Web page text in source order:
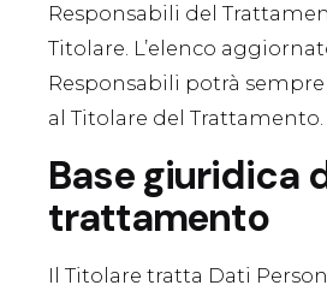
Responsabili del
Titolare. L’elenco
Responsabili potrà
al Titolare del Trattamento.
Base giuridica
trattamento
Il Titolare tratta Dati